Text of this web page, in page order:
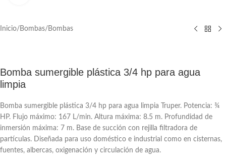
Inicio/ Bombas/ Bombas
Bomba sumergible plástica 3/4 hp para agua
limpia
Bomba sumergible plástica 3/4 hp para agua limpia Truper. Potencia: ¾
HP. Flujo máximo: 167 L/min. Altura máxima: 8.5 m. Profundidad de
inmersión máxima: 7 m. Base de succión con rejilla filtradora de
partículas. Diseñada para uso doméstico e industrial como en cisternas,
fuentes, albercas, oxigenación y circulación de agua.